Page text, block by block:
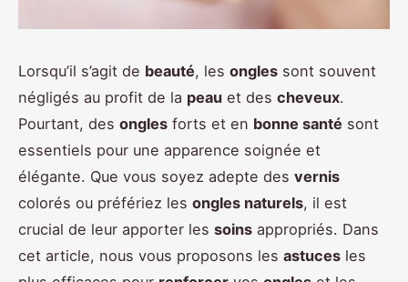
Lorsqu’il s’agit de beauté, les ongles sont souvent
négligés au profit de la peau et des cheveux.
Pourtant, des ongles forts et en bonne santé sont
essentiels pour une apparence soignée et
élégante. Que vous soyez adepte des vernis
colorés ou préfériez les ongles naturels, il est
crucial de leur apporter les soins appropriés. Dans
cet article, nous vous proposons les astuces les